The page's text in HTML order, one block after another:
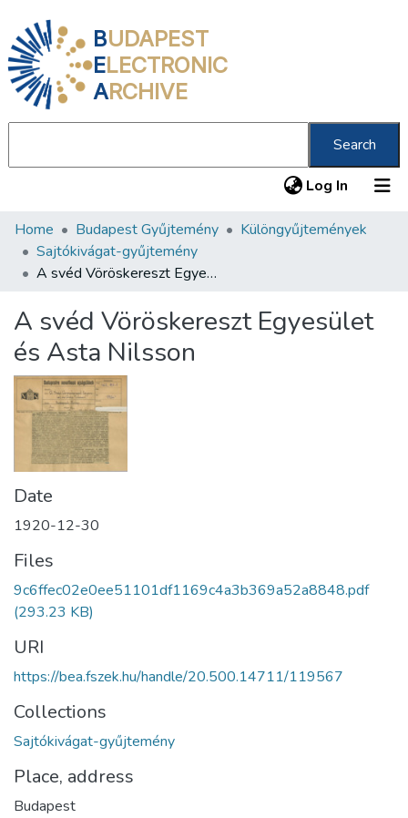
BUDAPEST
ELECTRONIC
ARCHIVE
Search
Log In (current)
Communities & Collections
All of DSpace
About us
Home Budapest Gyűjtemény
Különgyűjtemények
Sajtókivágat-gyűjtemény
A svéd Vöröskereszt Egyesület és Asta Nilsson
A svéd Vöröskereszt Egyesület
és Asta Nilsson
Date
1920-12-30
Files
9c6ffec02e0ee51101df1169c4a3b369a52a8848.pdf
(293.23 KB)
URI
https://bea.fszek.hu/handle/20.500.14711/119567
Collections
Sajtókivágat-gyűjtemény
Place, address
Budapest